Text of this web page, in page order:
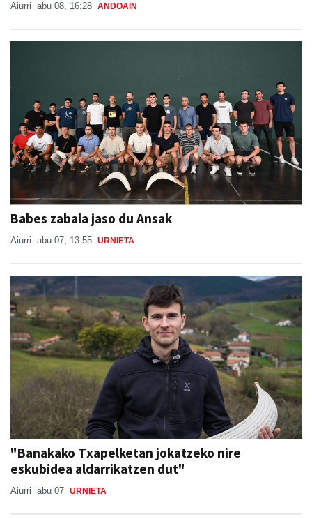
Aiurri abu 08, 16:28 ANDOAIN
Babes zabala jaso du Ansak
Aiurri abu 07, 13:55 URNIETA
"Banakako Txapelketan jokatzeko nire
eskubidea aldarrikatzen dut"
Aiurri abu 07 URNIETA